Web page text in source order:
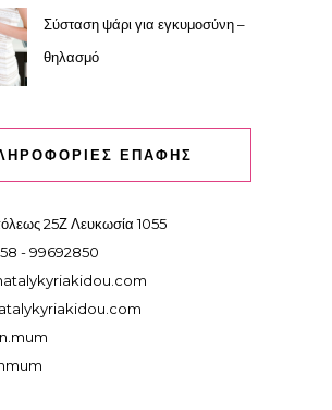
Σύσταση ψάρι για εγκυμοσύνη –
θηλασμό
ΕΠΑΦΗΣ
25Ζ Λευκωσία 1055
- 99692850